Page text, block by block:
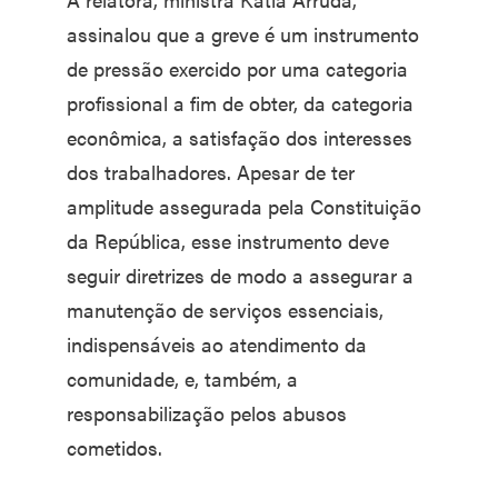
assinalou que a greve é um instrumento
de pressão exercido por uma categoria
profissional a fim de obter, da categoria
econômica, a satisfação dos interesses
dos trabalhadores. Apesar de ter
amplitude assegurada pela Constituição
da República, esse instrumento deve
seguir diretrizes de modo a assegurar a
manutenção de serviços essenciais,
indispensáveis ao atendimento da
comunidade, e, também, a
responsabilização pelos abusos
cometidos.